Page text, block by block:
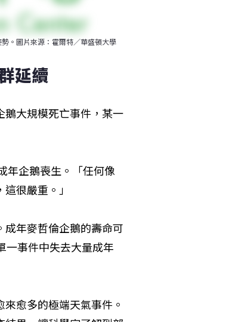
。圖片來源：霍爾特／華盛頓大學
延續
大規模死亡事件，某一
年企鵝喪生。「任何像
很嚴重。」
成年麥哲倫企鵝的壽命可
一事件中失去大量成年
愈多的極端天氣事件。